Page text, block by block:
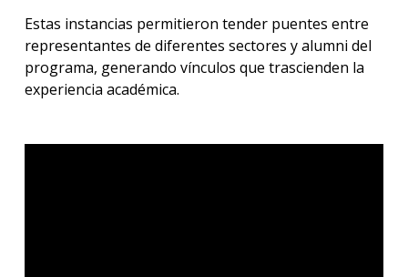
Estas instancias permitieron tender puentes entre
representantes de diferentes sectores y alumni del
programa, generando vínculos que trascienden la
experiencia académica.